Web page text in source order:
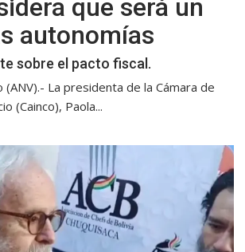
que será un
autonomías
sobre el pacto fiscal.
La presidenta de la Cámara de
(Cainco), Paola...